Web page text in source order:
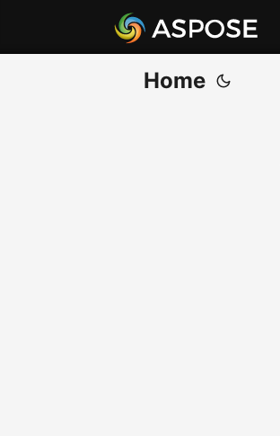
Home